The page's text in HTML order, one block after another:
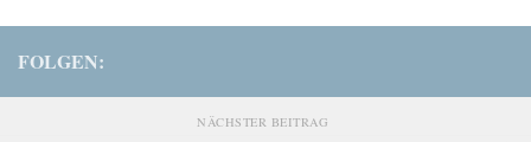
FOLGEN:
NÄCHSTER BEITRAG